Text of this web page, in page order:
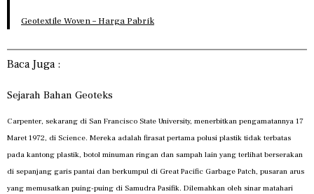
Geotextile Woven – Harga Pabrik
Baca Juga :
Sejarah Bahan Geoteks
Carpenter, sekarang di San Francisco State University, menerbitkan pengamatannya 17
Maret 1972, di Science. Mereka adalah firasat pertama polusi plastik tidak terbatas
pada kantong plastik, botol minuman ringan dan sampah lain yang terlihat berserakan
di sepanjang garis pantai dan berkumpul di Great Pacific Garbage Patch, pusaran arus
yang memusatkan puing-puing di Samudra Pasifik. Dilemahkan oleh sinar matahari